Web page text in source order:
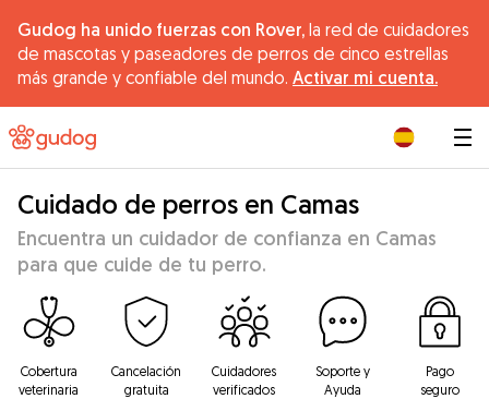
Gudog ha unido fuerzas con Rover, la red de cuidadores
de mascotas y paseadores de perros de cinco estrellas
más grande y confiable del mundo. Activar mi cuenta.
Cuidado de perros en Camas
Encuentra un cuidador de confianza en Camas
para que cuide de tu perro.
Cobertura
veterinaria
Cancelación
gratuita
Cuidadores
verificados
Soporte y
Ayuda
Pago
seguro